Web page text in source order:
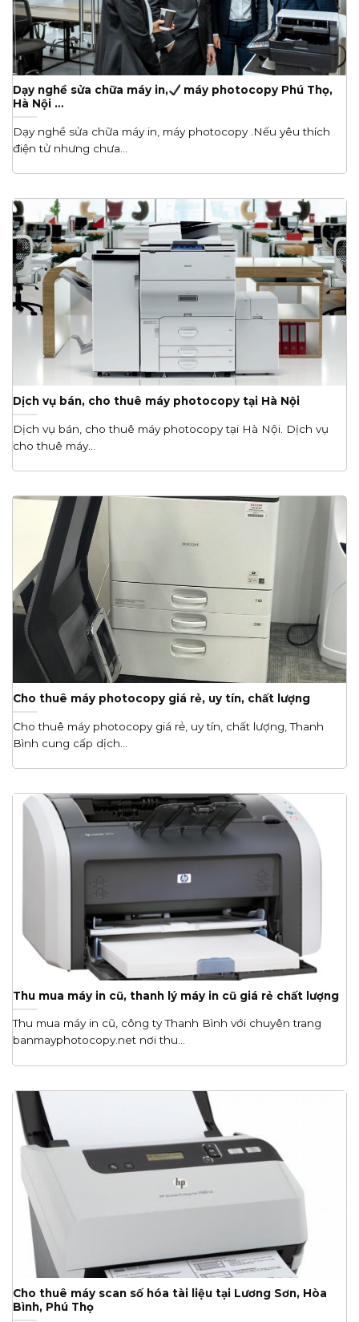
Dạy nghề sửa chữa máy in,
máy photocopy Phú Thọ,
Hà Nội …
Dạy nghề sửa chữa máy in, máy photocopy .Nếu yêu thích
điện tử nhưng chưa...
Dịch vụ bán, cho thuê máy photocopy tại Hà Nội
Dịch vụ bán, cho thuê máy photocopy tại Hà Nội. Dịch vụ
cho thuê máy...
Cho thuê máy photocopy giá rẻ, uy tín, chất lượng
Cho thuê máy photocopy giá rẻ, uy tín, chất lượng, Thanh
Bình cung cấp dịch...
Thu mua máy in cũ, thanh lý máy in cũ giá rẻ chất lượng
Thu mua máy in cũ, công ty Thanh Bình với chuyên trang
banmayphotocopy.net nơi thu...
Cho thuê máy scan số hóa tài liệu tại Lương Sơn, Hòa
Bình, Phú Thọ